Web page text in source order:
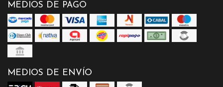
MEDIOS DE PAGO
MEDIOS DE ENVÍO